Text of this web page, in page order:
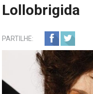
Lollobrigida
PARTILHE: